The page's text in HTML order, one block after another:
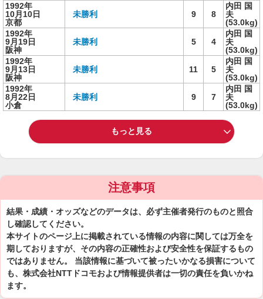
1992年
10月10日
京都
未勝利 9 8
内田 国
夫
(53.0kg)
1992年
9月19日
阪神
未勝利 5 4
内田 国
夫
(53.0kg)
1992年
9月13日
阪神
未勝利 11 5
内田 国
夫
(53.0kg)
1992年
8月22日
小倉
未勝利 9 7
内田 国
夫
(53.0kg)
もっと見る
注意事項
結果・成績・オッズなどのデータは、必ず主催者発行のものと照合
し確認してください。
本サイトのページ上に掲載されている情報の内容に関しては万全を
期しておりますが、その内容の正確性および安全性を保証するもの
ではありません。 当該情報に基づいて被ったいかなる損害について
も、株式会社NTTドコモおよび情報提供者は一切の責任を負いかね
ます。